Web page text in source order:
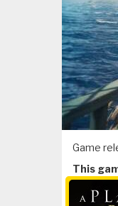
Game
This